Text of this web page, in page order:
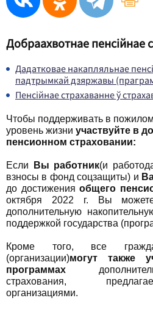
Добраахвотнае пенсійнае
Дадатковае накапляльнае
падтрымкай дзяржавы
Пенсійнае страхаванне ў
Чтобы поддерживать в
уровень жизни участвуйте в
пенсионном страховании:
Если Вы работник(и
взносы в фонд соцзащиты) и
до достижения общего
октября 2022 г. Вы
дополнительную
поддержкой государства
Кроме того, все
(организации)могут также
программах
страхования,
организациями.